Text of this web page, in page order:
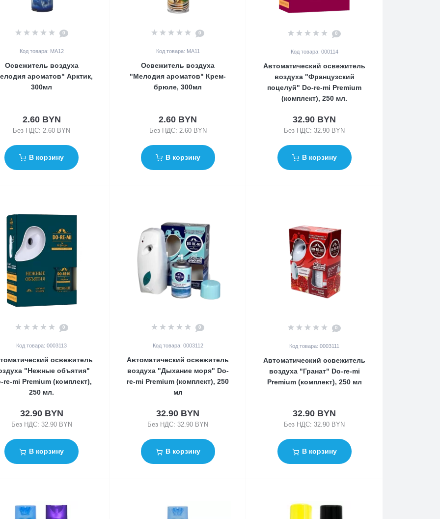
0
Код товара: MA12
Освежитель воздуха
ароматов" Арктик,
300мл
2.60 BYN
Без НДС: 2.60 BYN
В корзину
0
Код товара: MA11
Освежитель воздуха
"Мелодия ароматов" Крем-
брюле, 300мл
2.60 BYN
Без НДС: 2.60 BYN
В корзину
0
Код товара: 000114
Автоматический освежитель
воздуха "Французский
поцелуй" Do-re-mi Premium
(комплект), 250 мл.
32.90 BYN
Без НДС: 32.90 BYN
В корзину
0
Код товара: 0003113
освежитель
"Нежные объятия"
re-mi Premium (комплект),
250 мл.
32.90 BYN
Без НДС: 32.90 BYN
В корзину
0
Код товара: 0003112
Автоматический освежитель
воздуха "Дыхание моря" Do-
re-mi Premium (комплект), 250
мл
32.90 BYN
Без НДС: 32.90 BYN
В корзину
0
Код товара: 0003111
Автоматический освежитель
воздуха "Гранат" Do-re-mi
Premium (комплект), 250 мл
32.90 BYN
Без НДС: 32.90 BYN
В корзину